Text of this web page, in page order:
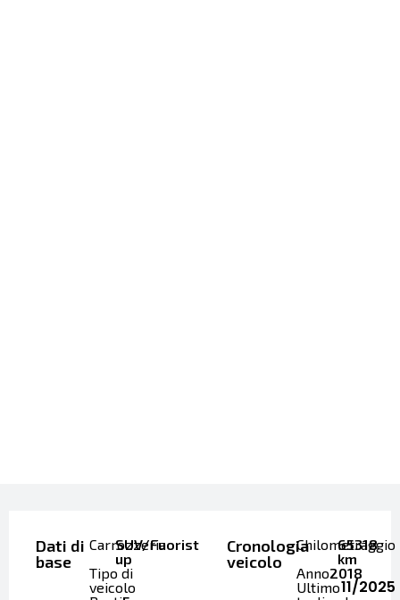
Dati di
base
Carrozzeria
SUV/Fuoristrada/Pick-
up
Tipo di
veicolo
Cronologia
veicolo
Chilometraggio
65318
km
Anno2018
Ultimo11/2025